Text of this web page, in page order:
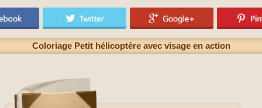
Coloriage Petit hélicoptère avec visage en action